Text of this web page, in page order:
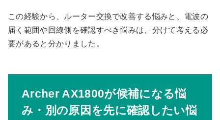
この経験から、ルーター交換で改善する悩みと、電波の
届く範囲や回線側を確認すべき悩みは、分けて考える必
要があると分かりました。
Archer AX1800が候補になる悩
み・別の原因を先に確認したい悩